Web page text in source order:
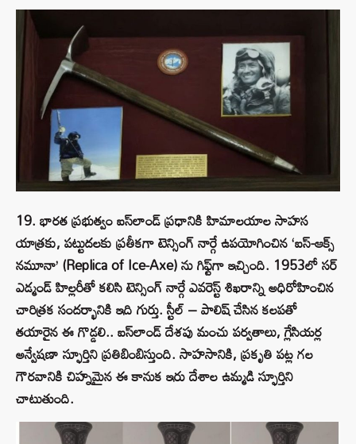
19. భారత ప్రభుత్వం ఐస్‌లాండ్ ప్రధానికి హిమాలయాల సాహస
యాత్రకు, పట్టుదలకు ప్రతీకగా టెన్సింగ్ నార్గే ఉపయోగించిన ‘ఐస్-ఆక్స్
నమూనా’ (Replica of Ice-Axe) ను గిఫ్ట్‌గా ఇచ్చింది. 1953లో సర్
ఎడ్మండ్ హిల్లరీతో కలిసి టెన్సింగ్ నార్గే ఎవరెస్ట్ శిఖరాన్ని అధిరోహించిన
చారిత్రక సందర్భానికి ఇది గుర్తు. స్టీల్ – పాలిష్ చేసిన కలపతో
తయారైన ఈ గొడ్డలి.. ఐస్‌లాండ్ దేశపు మంచు పర్వతాలు, గ్లేసియర్ల
అన్వేషణా స్ఫూర్తిని ప్రతిబింబిస్తుంది. సాహసానికి, ప్రకృతి పట్ల గల
గౌరవానికి చిహ్నమైన ఈ కానుక ఇరు దేశాల ఉమ్మడి స్ఫూర్తిని
చాటుతుంది.